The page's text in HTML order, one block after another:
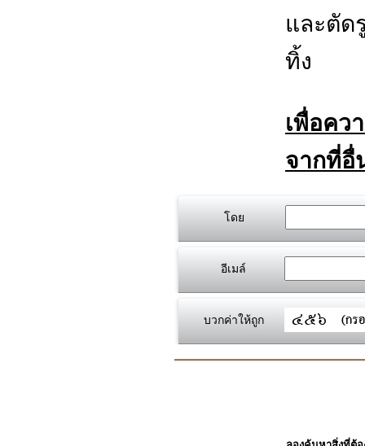
และตัด
ทิ้ง
เพื่อคว
จากที่อื่
โดย
อีเมล์
บวกค่าให้ถูก